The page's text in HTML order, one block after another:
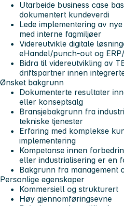
Utarbeide business case
dokumentert kundeverdi
Lede implementering av
med interne fagmiljøer
Videreutvikle digitale
eHandel/punch-out og
Bidra til videreutvikling av
driftspartner innen
Ønsket bakgrunn
Dokumenterte resultater
eller konseptsalg
Bransjebakgrunn fra
tekniske tjenester
Erfaring med komplekse
implementering
Kompetanse innen
eller industrialisering er en
Bakgrunn fra management
Personlige egenskaper
Kommersiell og strukturert
Høy gjennomføringsevne